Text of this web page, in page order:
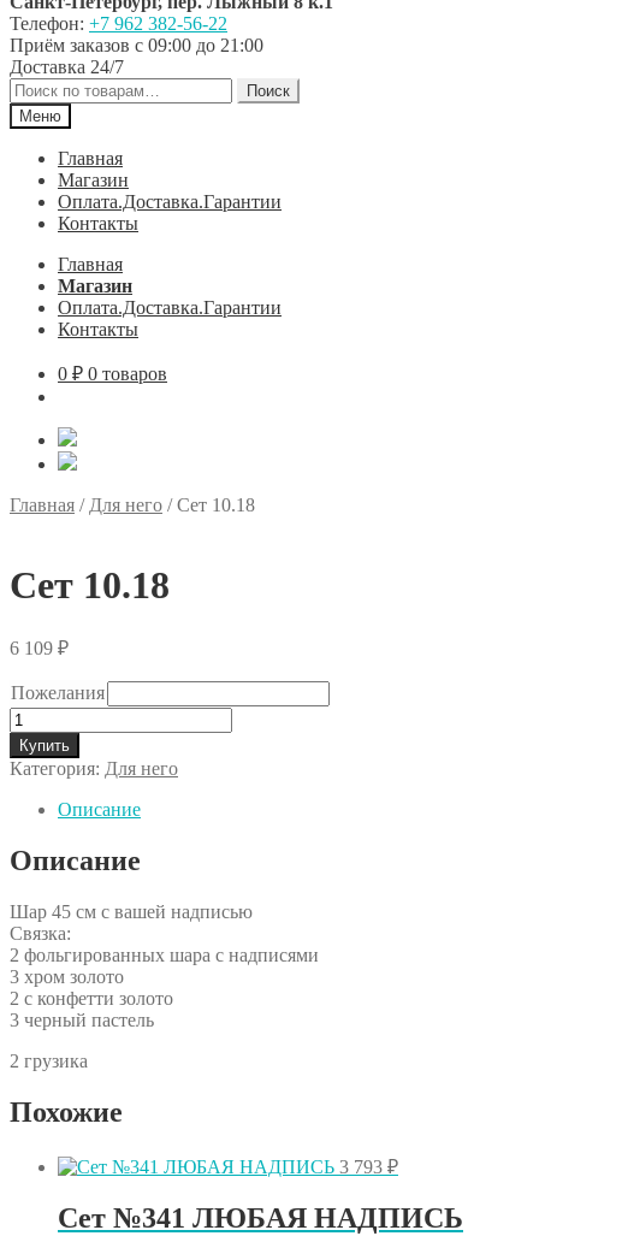
Телефон: +7 962 382-56-22
Приём заказов с 09:00 до 21:00
Доставка 24/7
Искать:
Поиск
Меню
Главная
Магазин
Оплата.Доставка.Гарантии
Контакты
Главная
Магазин
Оплата.Доставка.Гарантии
Контакты
0 ₽ 0 товаров
Главная / Для него /Сет 10.18
Сет 10.18
6 109 ₽
Пожелания
Количество
товара
Сет
10.18
Купить
Категория: Для него
Описание
Описание
Шар 45 см с вашей надписью
Связка:
2 фольгированных шара с надписями
3 хром золото
2 с конфетти золото
3 черный пастель
2 грузика
Похожие
3 793 ₽
Сет №341 ЛЮБАЯ НАДПИСЬ